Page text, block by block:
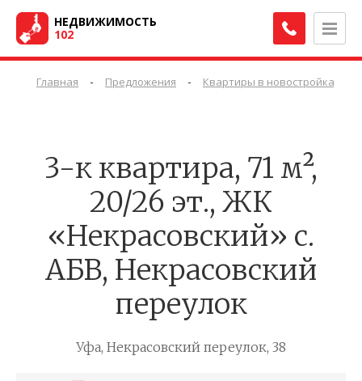
НЕДВИЖИМОСТЬ
102
Главная - Предложения - Квартиры в новостройках
3-к квартира, 71 м²,
20/26 эт., ЖК
«Некрасовский» с.
АБВ, Некрасовский
переулок
Уфа, Некрасовский переулок, 38